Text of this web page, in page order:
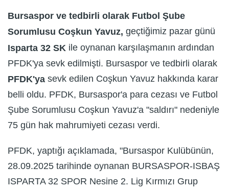
Bursaspor ve tedbirli olarak Futbol Şube
Sorumlusu Coşkun Yavuz, geçtiğimiz pazar günü
Isparta 32 SK ile oynanan karşılaşmanın ardından
PFDK'ya sevk edilmişti. Bursaspor ve tedbirli olarak
PFDK'ya sevk edilen Coşkun Yavuz hakkında karar
belli oldu. PFDK, Bursaspor'a para cezası ve Futbol
Şube Sorumlusu Coşkun Yavuz'a "saldırı" nedeniyle
75 gün hak mahrumiyeti cezası verdi.
PFDK, yaptığı açıklamada, "Bursaspor Kulübünün,
28.09.2025 tarihinde oynanan BURSASPOR-ISBAŞ
ISPARTA 32 SPOR Nesine 2. Lig Kırmızı Grup